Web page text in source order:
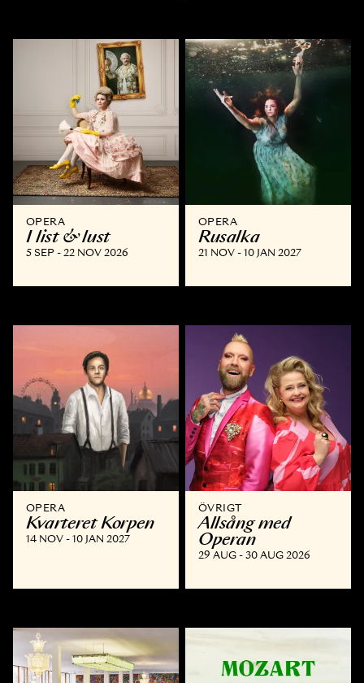
OPERA
I list & lust
5 SEP - 22 NOV 2026
OPERA
Rusalka
21 NOV - 10 JAN 2027
OPERA
Kvarteret Korpen
14 NOV - 10 JAN 2027
ÖVRIGT
Allsång med
Operan
29 AUG - 30 AUG 2026